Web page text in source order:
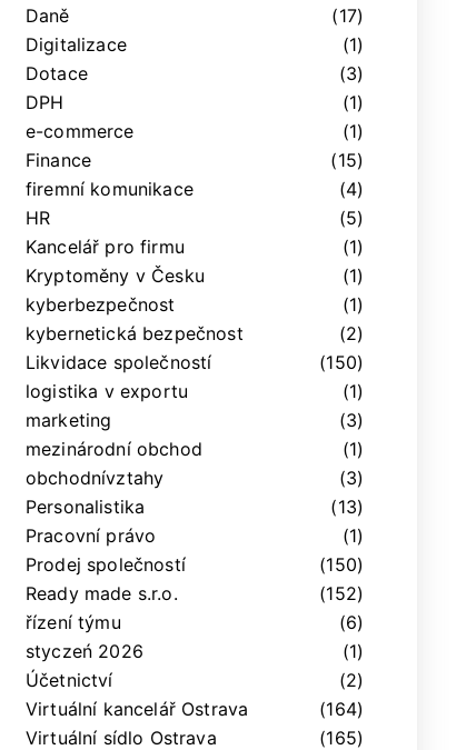
Daně
(17)
Digitalizace
(1)
Dotace
(3)
DPH
(1)
e-commerce
(1)
Finance
(15)
firemní komunikace
(4)
HR
(5)
Kancelář pro firmu
(1)
Kryptoměny v Česku
(1)
kyberbezpečnost
(1)
kybernetická bezpečnost
(2)
Likvidace společností
(150)
logistika v exportu
(1)
marketing
(3)
mezinárodní obchod
(1)
obchodnívztahy
(3)
Personalistika
(13)
Pracovní právo
(1)
Prodej společností
(150)
Ready made s.r.o.
(152)
řízení týmu
(6)
styczeń 2026
(1)
Účetnictví
(2)
Virtuální kancelář Ostrava
(164)
Virtuální sídlo Ostrava
(165)